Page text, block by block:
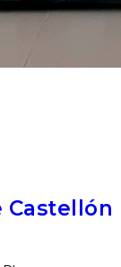
Castellón